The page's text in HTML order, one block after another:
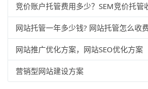
竞价账户托管费用多少？SEM竞价托管
网站托管一年多少钱? 网站托管怎么收费
网站推广优化方案，网站SEO优化方案
营销型网站建设方案